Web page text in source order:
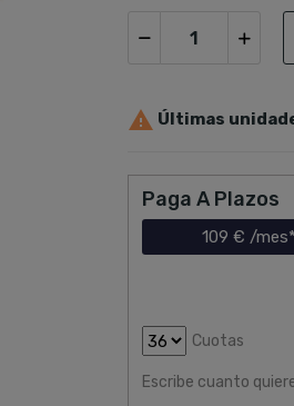
 Últimas
Paga A Plazos
109 €
Cuotas
Escribe cuanto